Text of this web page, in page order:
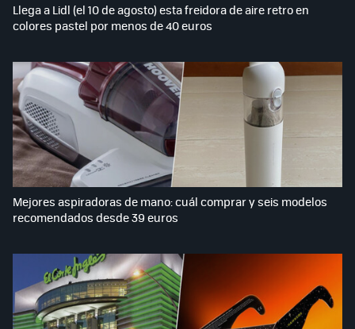
Llega a Lidl (el 10 de agosto) esta freidora de aire retro en
colores pastel por menos de 40 euros
Mejores aspiradoras de mano: cuál comprar y seis modelos
recomendados desde 39 euros